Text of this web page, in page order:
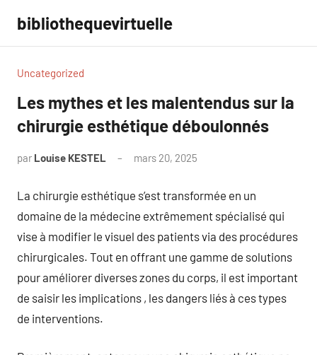
contenu
bibliothequevirtuelle
Uncategorized
Les mythes et les malentendus sur la
chirurgie esthétique déboulonnés
par Louise KESTEL mars 20, 2025
La chirurgie esthétique s’est transformée en un
domaine de la médecine extrêmement spécialisé qui
vise à modifier le visuel des patients via des procédures
chirurgicales. Tout en offrant une gamme de solutions
pour améliorer diverses zones du corps, il est important
de saisir les implications , les dangers liés à ces types
de interventions.